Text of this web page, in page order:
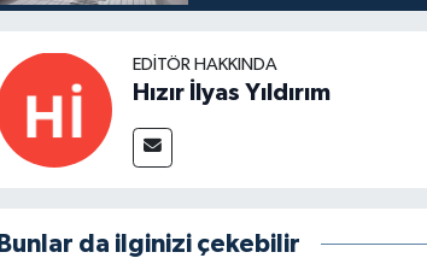
EDITÖR HAKKINDA
Hızır İlyas Yıldırım
Bunlar da ilginizi çekebilir